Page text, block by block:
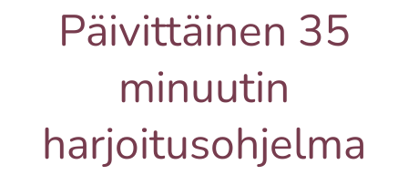
Päivittäinen 35
minuutin
harjoitusohjelma